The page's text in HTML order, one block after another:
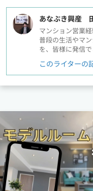
あなぶき興産
マンション営業経
普段の生活やマ
を、皆様に発信で
このライターの